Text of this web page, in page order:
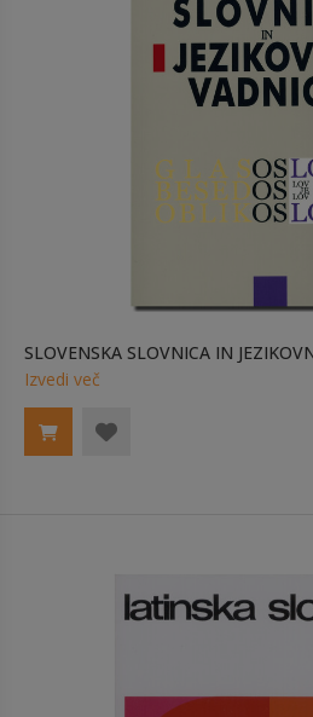
SLOVENSKA SLOVNICA IN
Izvedi več